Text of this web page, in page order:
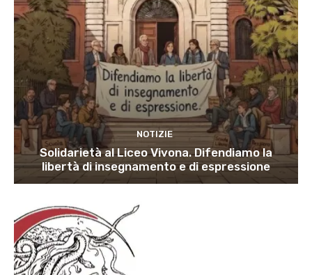
NOTIZIE
Solidarietà al Liceo Vivona. Difendiamo la
libertà di insegnamento e di espressione